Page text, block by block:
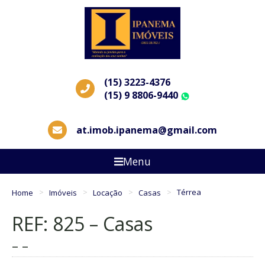
(15) 3223-4376
(15) 9 8806-9440
at.imob.ipanema@gmail.com
Menu
Home Imóveis Locação Casas Térrea
REF: 825 – Casas
– –